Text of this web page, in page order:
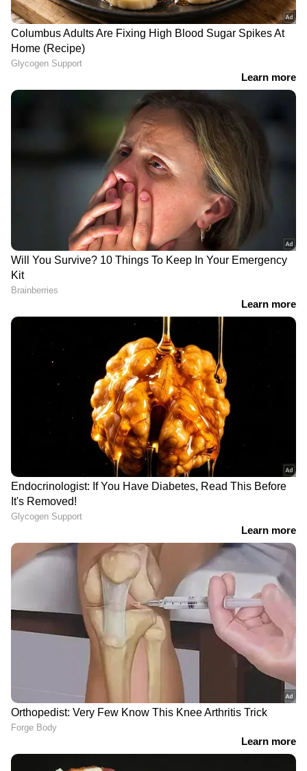
തുടർന്നു. ഒടുവിൽ 860 എഴുത്ത് പരീക്ഷകൾക്ക്
ശേഷം അവർ വിജയിച്ചു.
അടുത്തഘട്ടം കൂടുതൽ ദുഷ്കരമായ
പ്രാക്ടിക്കൽ പരീക്ഷ വിജയിക്കുക
എന്നയിരുന്നു. 10 തവണത്തെ നിരന്തരമായ
പരിശ്രമത്തിനുശേഷം അവർ പ്രാക്ടിക്കൽ
പരീക്ഷ വിജയിച്ചു. അങ്ങനെ തുടർച്ചയായി